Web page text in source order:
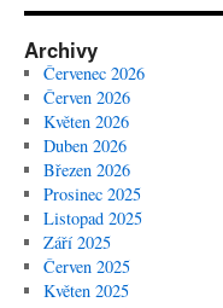
Archivy
Červenec 2026
Červen 2026
Květen 2026
Duben 2026
Březen 2026
Prosinec 2025
Listopad 2025
Září 2025
Červen 2025
Květen 2025